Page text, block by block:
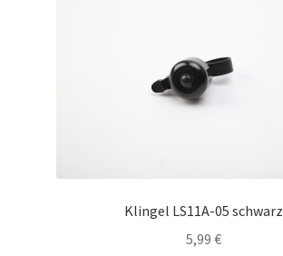
Klingel LS11A-05 schwarz
5,99 €